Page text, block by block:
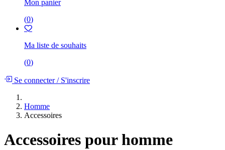
Mon panier
(0)
Ma liste de souhaits
(0)
Se connecter/S'inscrire
Homme
Accessoires
Accessoires pour homme